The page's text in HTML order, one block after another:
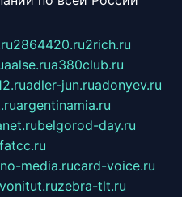
2864420.ru2rich.ru
aalse.rua380club.ru
adler-jun.ruadonyev.ru
argentinamia.ru
belgorod-day.ru
media.rucard-voice.ru
zebra-tlt.ru